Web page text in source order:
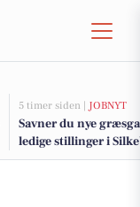
5 timer siden | JOBNYT
Savner du nye
ledige stillinger i